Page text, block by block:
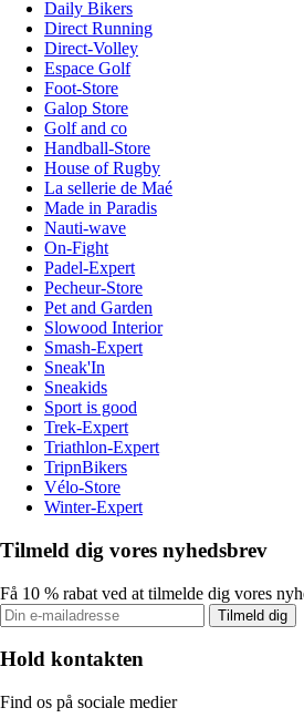
Daily Bikers
Direct Running
Direct-Volley
Espace Golf
Foot-Store
Galop Store
Golf and co
Handball-Store
House of Rugby
La sellerie de Maé
Made in Paradis
Nauti-wave
On-Fight
Padel-Expert
Pecheur-Store
Pet and Garden
Slowood Interior
Smash-Expert
Sneak'In
Sneakids
Sport is good
Trek-Expert
Triathlon-Expert
TripnBikers
Vélo-Store
Winter-Expert
Tilmeld dig vores nyhedsbrev
Få 10 % rabat ved at tilmelde dig vores
Tilmeld dig
Hold kontakten
Find os på sociale medier